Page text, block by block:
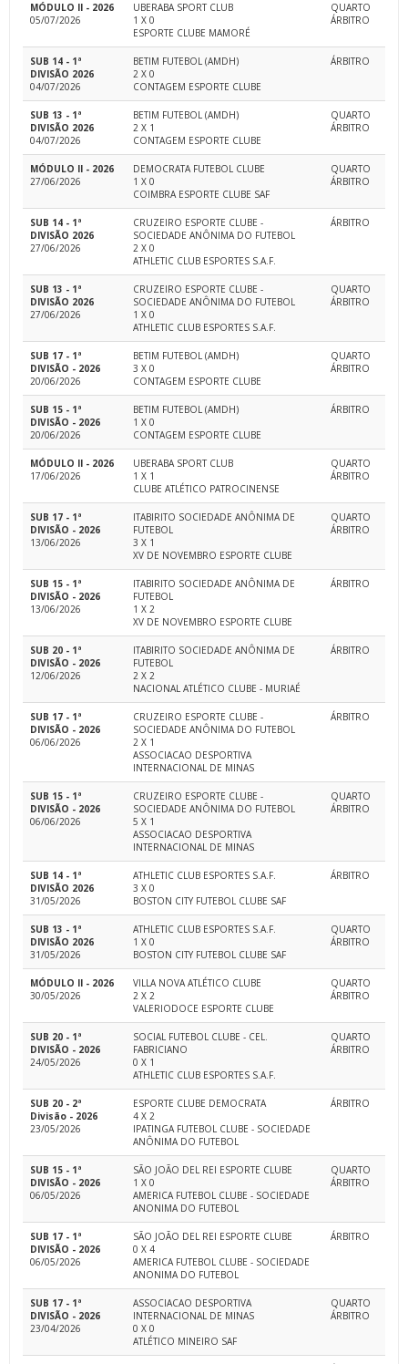
MÓDULO II - 2026
05/07/2026
UBERABA SPORT CLUB
1 X 0
ESPORTE CLUBE MAMORÉ
QUARTO
ÁRBITRO
SUB 14 - 1ª
DIVISÃO 2026
04/07/2026
BETIM FUTEBOL (AMDH)
2 X 0
CONTAGEM ESPORTE CLUBE
ÁRBITRO
SUB 13 - 1ª
DIVISÃO 2026
04/07/2026
BETIM FUTEBOL (AMDH)
2 X 1
CONTAGEM ESPORTE CLUBE
QUARTO
ÁRBITRO
MÓDULO II - 2026
27/06/2026
DEMOCRATA FUTEBOL CLUBE
1 X 0
COIMBRA ESPORTE CLUBE SAF
QUARTO
ÁRBITRO
SUB 14 - 1ª
DIVISÃO 2026
27/06/2026
CRUZEIRO ESPORTE CLUBE -
SOCIEDADE ANÔNIMA DO FUTEBOL
2 X 0
ATHLETIC CLUB ESPORTES S.A.F.
ÁRBITRO
SUB 13 - 1ª
DIVISÃO 2026
27/06/2026
CRUZEIRO ESPORTE CLUBE -
SOCIEDADE ANÔNIMA DO FUTEBOL
1 X 0
ATHLETIC CLUB ESPORTES S.A.F.
QUARTO
ÁRBITRO
SUB 17 - 1ª
DIVISÃO - 2026
20/06/2026
BETIM FUTEBOL (AMDH)
3 X 0
CONTAGEM ESPORTE CLUBE
QUARTO
ÁRBITRO
SUB 15 - 1ª
DIVISÃO - 2026
20/06/2026
BETIM FUTEBOL (AMDH)
1 X 0
CONTAGEM ESPORTE CLUBE
ÁRBITRO
MÓDULO II - 2026
17/06/2026
UBERABA SPORT CLUB
1 X 1
CLUBE ATLÉTICO PATROCINENSE
QUARTO
ÁRBITRO
SUB 17 - 1ª
DIVISÃO - 2026
13/06/2026
ITABIRITO SOCIEDADE ANÔNIMA DE
FUTEBOL
3 X 1
XV DE NOVEMBRO ESPORTE CLUBE
QUARTO
ÁRBITRO
SUB 15 - 1ª
DIVISÃO - 2026
13/06/2026
ITABIRITO SOCIEDADE ANÔNIMA DE
FUTEBOL
1 X 2
XV DE NOVEMBRO ESPORTE CLUBE
ÁRBITRO
SUB 20 - 1ª
DIVISÃO - 2026
12/06/2026
ITABIRITO SOCIEDADE ANÔNIMA DE
FUTEBOL
2 X 2
NACIONAL ATLÉTICO CLUBE - MURIAÉ
ÁRBITRO
SUB 17 - 1ª
DIVISÃO - 2026
06/06/2026
CRUZEIRO ESPORTE CLUBE -
SOCIEDADE ANÔNIMA DO FUTEBOL
2 X 1
ASSOCIACAO DESPORTIVA
INTERNACIONAL DE MINAS
ÁRBITRO
SUB 15 - 1ª
DIVISÃO - 2026
06/06/2026
CRUZEIRO ESPORTE CLUBE -
SOCIEDADE ANÔNIMA DO FUTEBOL
5 X 1
ASSOCIACAO DESPORTIVA
INTERNACIONAL DE MINAS
QUARTO
ÁRBITRO
SUB 14 - 1ª
DIVISÃO 2026
31/05/2026
ATHLETIC CLUB ESPORTES S.A.F.
3 X 0
BOSTON CITY FUTEBOL CLUBE SAF
ÁRBITRO
SUB 13 - 1ª
DIVISÃO 2026
31/05/2026
ATHLETIC CLUB ESPORTES S.A.F.
1 X 0
BOSTON CITY FUTEBOL CLUBE SAF
QUARTO
ÁRBITRO
MÓDULO II - 2026
30/05/2026
VILLA NOVA ATLÉTICO CLUBE
2 X 2
VALERIODOCE ESPORTE CLUBE
QUARTO
ÁRBITRO
SUB 20 - 1ª
DIVISÃO - 2026
24/05/2026
SOCIAL FUTEBOL CLUBE - CEL.
FABRICIANO
0 X 1
ATHLETIC CLUB ESPORTES S.A.F.
QUARTO
ÁRBITRO
SUB 20 - 2ª
Divisão - 2026
23/05/2026
ESPORTE CLUBE DEMOCRATA
4 X 2
IPATINGA FUTEBOL CLUBE - SOCIEDADE
ANÔNIMA DO FUTEBOL
ÁRBITRO
SUB 15 - 1ª
DIVISÃO - 2026
06/05/2026
SÃO JOÃO DEL REI ESPORTE CLUBE
1 X 0
AMERICA FUTEBOL CLUBE - SOCIEDADE
ANONIMA DO FUTEBOL
QUARTO
ÁRBITRO
SUB 17 - 1ª
DIVISÃO - 2026
06/05/2026
SÃO JOÃO DEL REI ESPORTE CLUBE
0 X 4
AMERICA FUTEBOL CLUBE - SOCIEDADE
ANONIMA DO FUTEBOL
ÁRBITRO
SUB 17 - 1ª
DIVISÃO - 2026
23/04/2026
ASSOCIACAO DESPORTIVA
INTERNACIONAL DE MINAS
0 X 0
ATLÉTICO MINEIRO SAF
QUARTO
ÁRBITRO